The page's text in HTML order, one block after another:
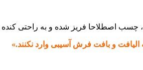
چسب اصطلاحا فریز شده و به راحتی
الیافت و بافت فرش آسیبی وارد نکنند.»